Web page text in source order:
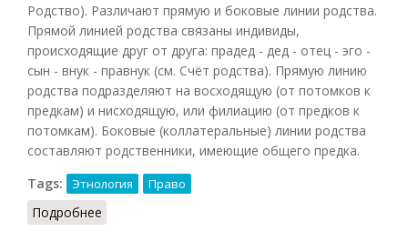
Родство). Различают прямую и боковые линии родства.
Прямой линией родства связаны индивиды,
происходящие друг от друга: прадед - дед - отец - эго -
сын - внук - правнук (см. Счёт родства). Прямую линию
родства подразделяют на восходящую (от потомков к
предкам) и нисходящую, или филиацию (от предков к
потомкам). Боковые (коллатеральные) линии родства
составляют родственники, имеющие общего предка.
Tags:
Этнология Право
Подробнее